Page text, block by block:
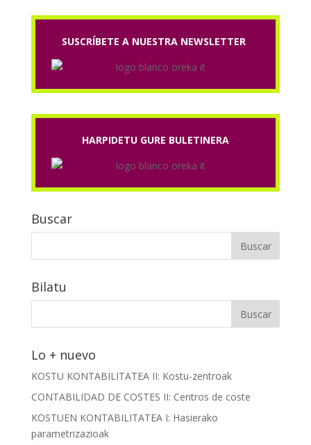
SUSCRÍBETE A NUESTRA NEWSLETTER
HARPIDETU GURE BULETINERA
Buscar
Bilatu
Lo + nuevo
KOSTU KONTABILITATEA II: Kostu-zentroak
CONTABILIDAD DE COSTES II: Centros de coste
KOSTUEN KONTABILITATEA I: Hasierako
parametrizazioak